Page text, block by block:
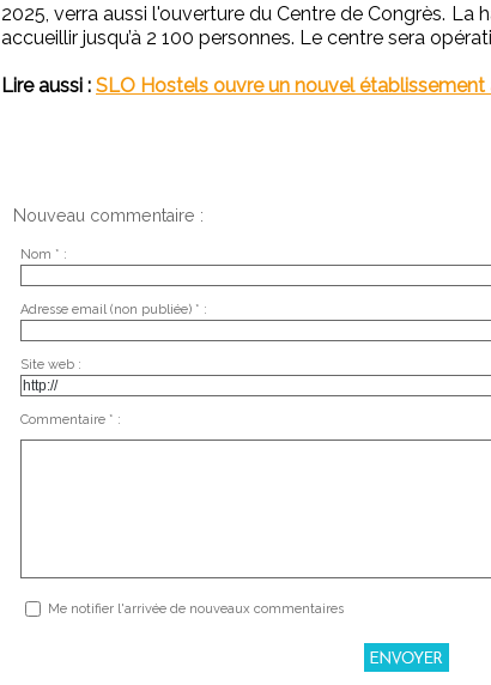
2025, verra aussi l'ouverture du Centre de Congrès. La
accueillir jusqu’à 2 100 personnes. Le centre sera
Lire aussi : SLO Hostels ouvre un nouvel établissement
Nouveau commentaire :
Nom * :
Adresse email (non publiée) * :
Site web :
Commentaire * :
Me notifier l'arrivée de nouveaux commentaires